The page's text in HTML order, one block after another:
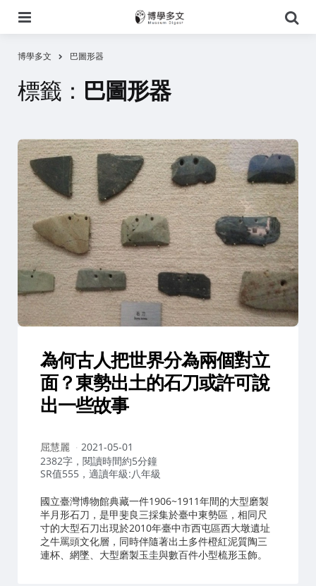
尋
博學多文 巴圖形器
標籤： 巴圖形器
為何古人把世界分為兩個對立
面？東勢出土的石刀或許可說
出一些故事
作
者：
屈慧麗
2021-05-01
2382字，閱讀時間約5分鐘
SR值555，適讀年級:八年級
國立臺灣博物館典藏一件1906~1911年間的大型磨製
半月形石刀，是甲斐良三採集於臺中東勢區，相同尺
寸的大型石刀出現於2010年臺中市西屯區西大墩遺址
之牛罵頭文化層，同時伴隨著出土多件橙紅泥質陶三
連杯、網墜、大型磨製玉圭與數百件小型梳形玉飾。